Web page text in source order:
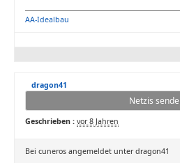
AA-Idealbau
dragon41
Netzis
Geschrieben : vor 8 Jahren
Bei cuneros angemeldet unter dragon41